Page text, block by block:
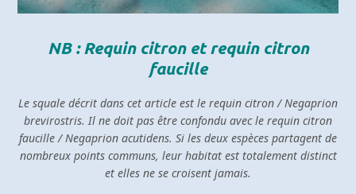
NB : Requin citron et requin citron
faucille
Le squale décrit dans cet article est le requin citron / Negaprion
brevirostris. Il ne doit pas être confondu avec le requin citron
faucille / Negaprion acutidens. Si les deux espèces partagent de
nombreux points communs, leur habitat est totalement distinct
et elles ne se croisent jamais.